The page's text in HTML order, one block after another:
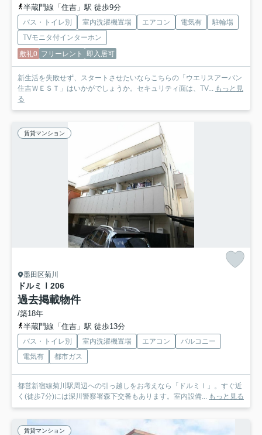
半蔵門線「住吉」駅 徒歩9分
バス・トイレ別 室内洗濯機置場 エアコン 電気有
駐輪場
TVモニタ付インターホン
敷礼0 フリーレント 即入居可
新生活を失敗せず、スタートさせたいならこちらの「ウエリスアーバン
住吉ＷＥＳＴ」はいかがでしょうか。セキュリティ面は、TV... もっと見
る
賃貸マンション
墨田区菊川
ドルミⅠ 206
過去掲載物件
/築18年
半蔵門線「住吉」駅 徒歩13分
バス・トイレ別 室内洗濯機置場 エアコン
バルコニー
電気有
都市ガス
都営新宿線菊川駅周辺への引っ越しをお考えなら「ドルミⅠ」。すぐ近
く(徒歩7分)には深川警察署森下交番もあります。室内設備... もっと見る
賃貸マンション